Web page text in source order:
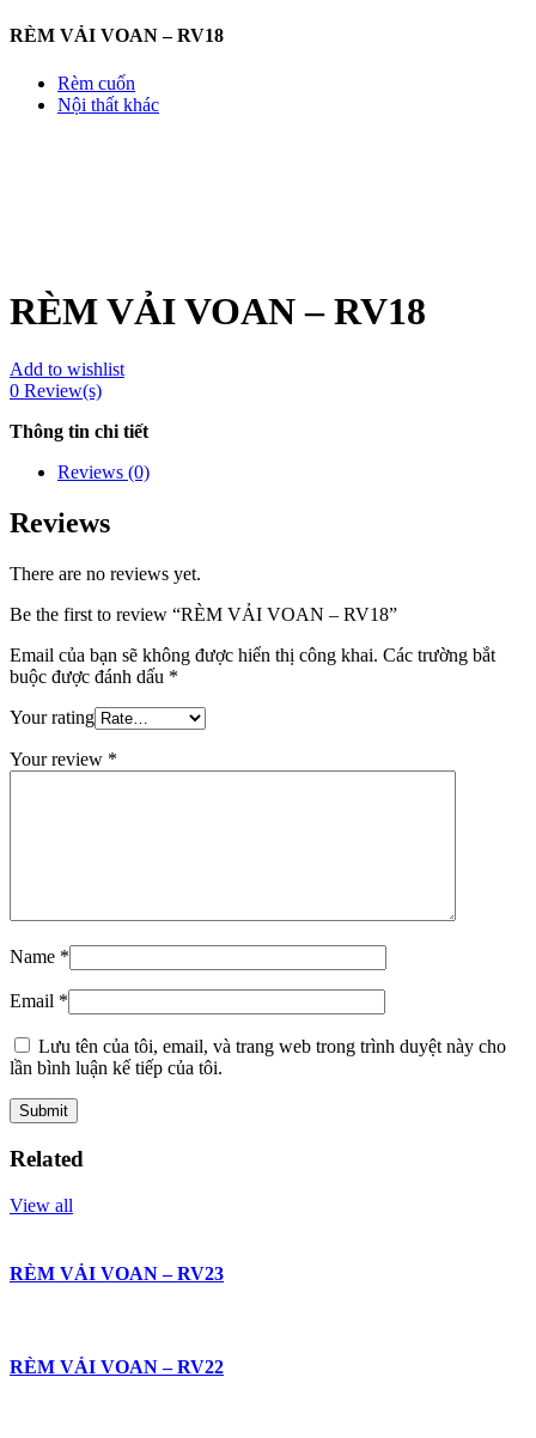
RÈM VẢI VOAN – RV18
Rèm cuốn
Nội thất khác
RÈM VẢI VOAN – RV18
Add to wishlist
0 Review(s)
Thông tin chi tiết
Reviews (0)
Reviews
There are no reviews yet.
Be the first to review “RÈM VẢI VOAN – RV18”
Email của bạn sẽ không được hiển thị công khai. Các trường bắt
buộc được đánh dấu *
Your rating
Your review *
Name *
Email *
Lưu tên của tôi, email, và trang web trong trình duyệt này cho
lần bình luận kế tiếp của tôi.
Related
View all
RÈM VẢI VOAN – RV23
RÈM VẢI VOAN – RV22